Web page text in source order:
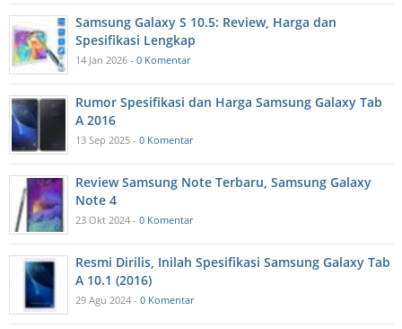
Samsung Galaxy S 10.5: Review, Harga dan
Spesifikasi Lengkap
14 Jan 2026 - 0 Komentar
Rumor Spesifikasi dan Harga Samsung Galaxy Tab
A 2016
13 Sep 2025 - 0 Komentar
Review Samsung Note Terbaru, Samsung Galaxy
Note 4
23 Okt 2024 - 0 Komentar
Resmi Dirilis, Inilah Spesifikasi Samsung Galaxy Tab
A 10.1 (2016)
29 Agu 2024 - 0 Komentar